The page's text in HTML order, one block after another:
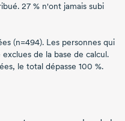
27 % n'ont jamais subi
(n=494). Les personnes qui
de la base de calcul.
le total dépasse 100 %.